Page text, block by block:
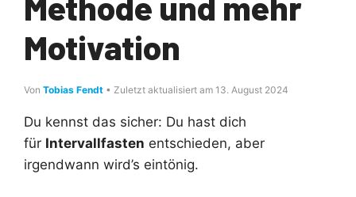
Motivation
Von Tobias Fendt • Zuletzt aktualisiert am 13. August 2024
Du kennst das sicher: Du hast dich
für Intervallfasten entschieden, aber
irgendwann wird’s eintönig.